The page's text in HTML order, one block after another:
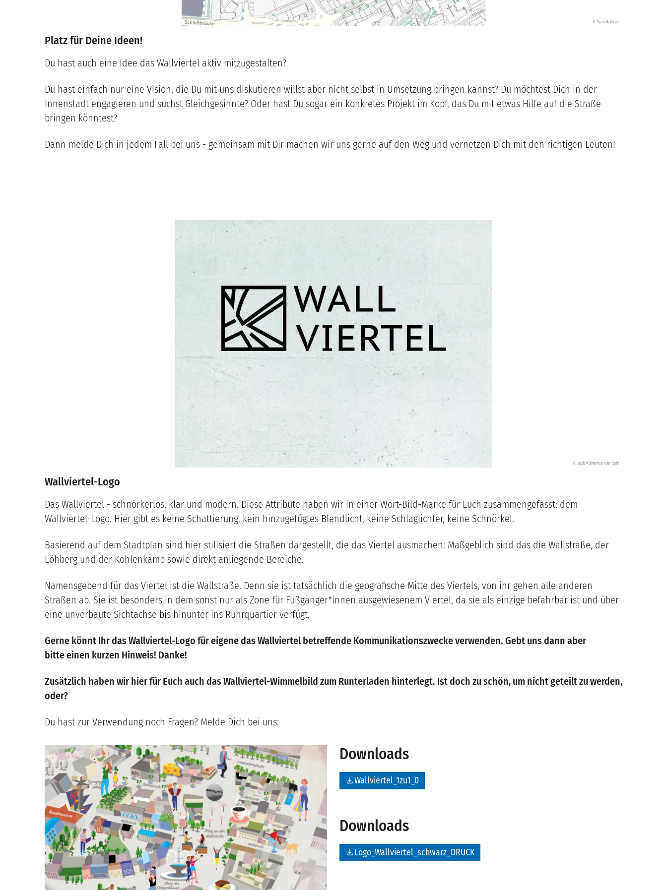
© Stadt Mülheim
Platz für Deine Ideen!
Du hast auch eine Idee das Wallviertel aktiv mitzugestalten?
Du hast einfach nur eine Vision, die Du mit uns diskutieren willst aber nicht selbst in Umsetzung bringen kannst? Du möchtest Dich in der
Innenstadt engagieren und suchst Gleichgesinnte? Oder hast Du sogar ein konkretes Projekt im Kopf, das Du mit etwas Hilfe auf die Straße
bringen könntest?
Dann melde Dich in jedem Fall bei uns - gemeinsam mit Dir machen wir uns gerne auf den Weg und vernetzen Dich mit den richtigen Leuten!
© Stadt Mülheim an der Ruhr
Wallviertel-Logo
Das Wallviertel - schnörkerlos, klar und modern. Diese Attribute haben wir in einer Wort-Bild-Marke für Euch zusammengefasst: dem
Wallviertel-Logo. Hier gibt es keine Schattierung, kein hinzugefügtes Blendlicht, keine Schlaglichter, keine Schnörkel.
Basierend auf dem Stadtplan sind hier stilisiert die Straßen dargestellt, die das Viertel ausmachen: Maßgeblich sind das die Wallstraße, der
Löhberg und der Kohlenkamp sowie direkt anliegende Bereiche.
Namensgebend für das Viertel ist die Wallstraße. Denn sie ist tatsächlich die geografische Mitte des Viertels, von ihr gehen alle anderen
Straßen ab. Sie ist besonders in dem sonst nur als Zone für Fußgänger*innen ausgewiesenem Viertel, da sie als einzige befahrbar ist und über
eine unverbaute Sichtachse bis hinunter ins Ruhrquartier verfügt.
Gerne könnt Ihr das Wallviertel-Logo für eigene das Wallviertel betreffende Kommunikationszwecke verwenden. Gebt uns dann aber
bitte einen kurzen Hinweis! Danke!
Zusätzlich haben wir hier für Euch auch das Wallviertel-Wimmelbild zum Runterladen hinterlegt. Ist doch zu schön, um nicht geteilt zu werden,
oder?
Du hast zur Verwendung noch Fragen? Melde Dich bei uns:
Downloads
file_downloadWallviertel_1zu1_0
Downloads
file_downloadLogo_Wallviertel_schwarz_DRUCK